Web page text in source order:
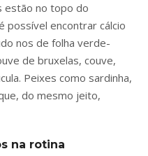
estão no topo do
possível encontrar cálcio
nos de folha verde-
de bruxelas, couve,
Peixes como sardinha,
do mesmo jeito,
na rotina